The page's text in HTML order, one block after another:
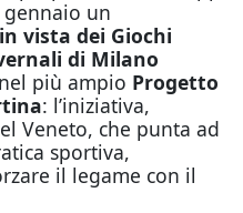
un
vista dei Giochi
di Milano
più ampio Progetto
: l’iniziativa,
Veneto, che punta ad
sportiva,
il legame con il